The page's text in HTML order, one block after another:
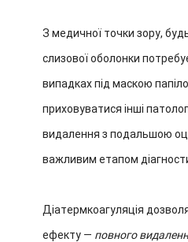
З медичної точки зору,
слизової оболонки
випадках під маскою
приховуватися інші
видалення з подальшою
важливим етапом
Діатермкоагуляція
ефекту — повного